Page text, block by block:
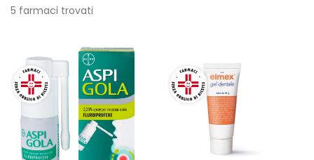
5 farmaci trovati